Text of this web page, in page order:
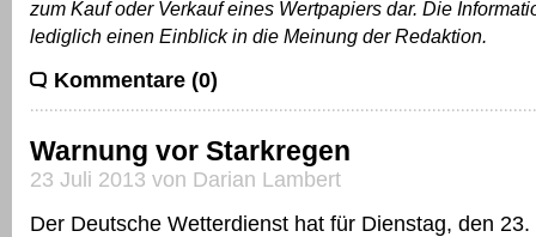
zum Kauf oder Verkauf eines Wertpapiers dar. Die
lediglich einen Einblick in die Meinung der Redaktion.
Kommentare (0)
Warnung vor Starkregen
23 Juli 2013 von Darian Lambert
Der Deutsche Wetterdienst hat für Dienstag, den 23.